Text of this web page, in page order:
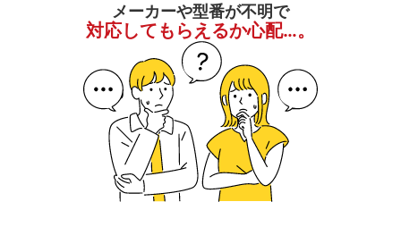
メーカーや型番が不明で
対応してもらえるか心配…。